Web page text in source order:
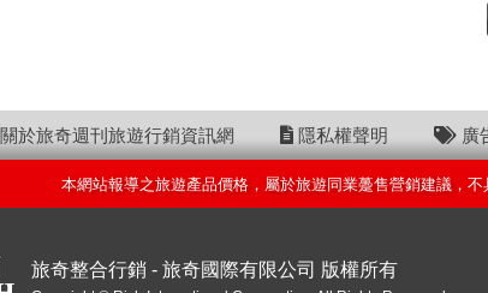
關於旅奇週刊旅遊行銷資訊網 隱私權聲明 廣
本網站報導之旅遊產品價格，屬於旅遊同業躉售營銷建議，
旅奇整合行銷 - 旅奇國際有限公司 版權所有